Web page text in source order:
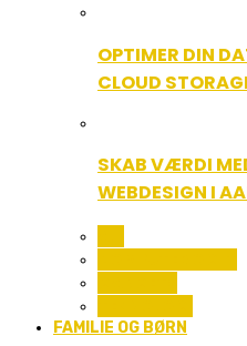
OPTIMER DIN
CLOUD
SKAB VÆRDI
WEBDESIGN I
FAMILIE OG BØRN